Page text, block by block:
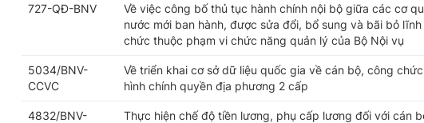
727-QĐ-BNV
Về việc công bố thủ tục hành chính nội bộ giữa các cơ
nước mới ban hành, được sửa đổi, bổ sung và bãi bỏ
chức thuộc phạm vi chức năng quản lý của Bộ Nội vụ
5034/BNV-
CCVC
Về triển khai cơ sở dữ liệu quốc gia về cán bộ, công
hình chính quyền địa phương 2 cấp
4832/BNV-
Thực hiện chế độ tiền lương, phụ cấp lương đối với cán